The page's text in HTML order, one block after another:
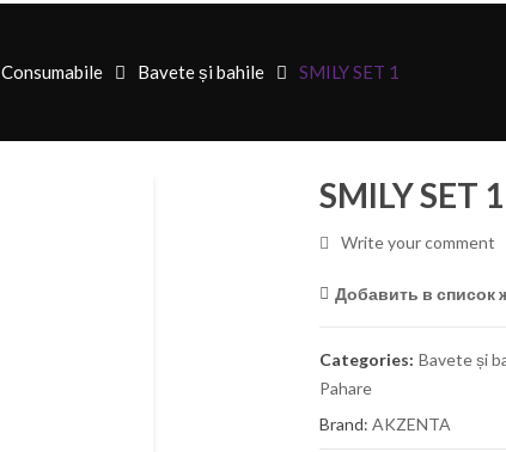
Consumabile Bavete și bahile SMILY SET 1
SMILY SET 1
Write your comment
Добавить в список
Categories: Bavete și
Pahare
Brand: AKZENTA